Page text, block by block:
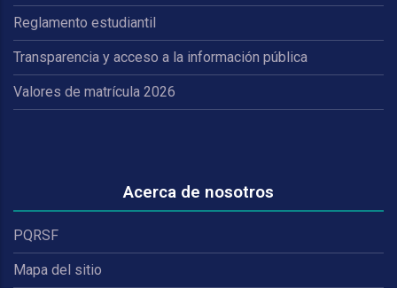
Reglamento estudiantil
Transparencia y acceso a la información pública
Valores de matrícula 2026
Acerca de nosotros
PQRSF
Mapa del sitio